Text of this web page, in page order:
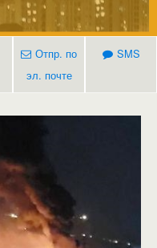
Отпр. по
эл. почте
SMS